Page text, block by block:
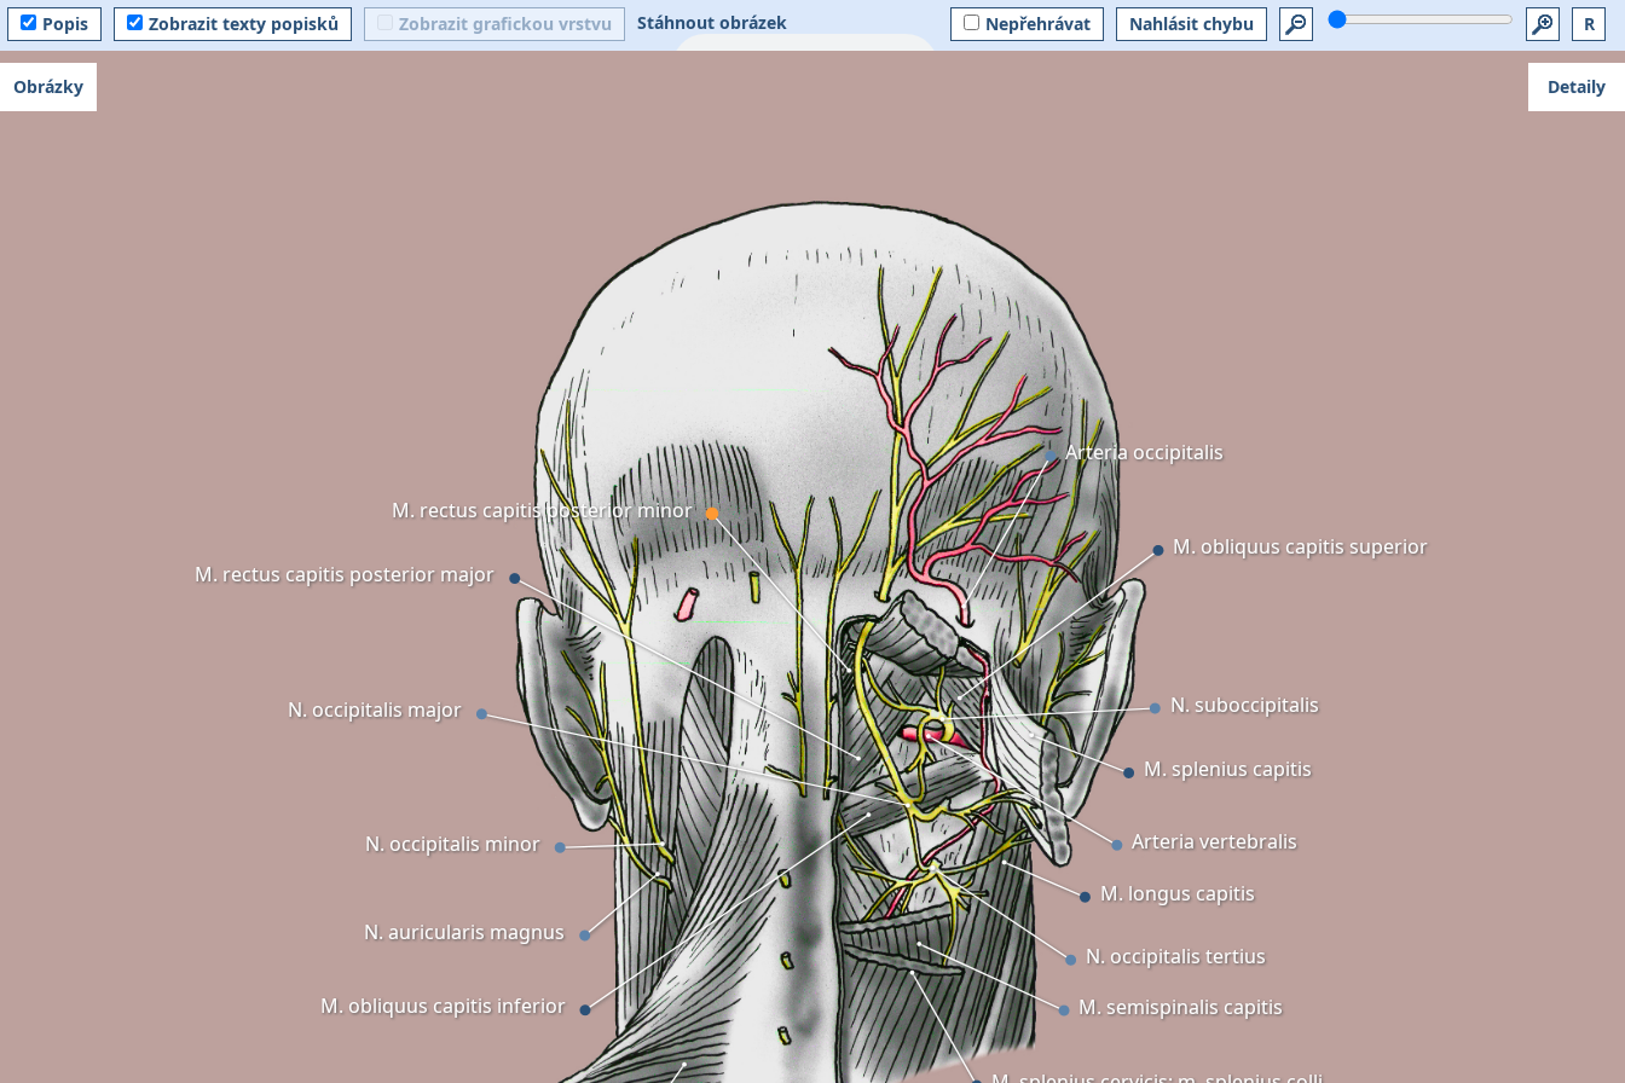
Popis Zobrazit texty popisků Zobrazit grafickou vrstvu Stáhnout obrázek R
Nahlásit chybu
Nepřehrávat
N. auricularis magnus
N. occipitalis minor
N. occipitalis major N. suboccipitalis
Arteria vertebralis
M. rectus capitis posterior minor
M. rectus capitis posterior major
M. longus capitis
M. splenius capitis
M. obliquus capitis superior
M. obliquus capitis inferior
Arteria occipitalis
M. semispinalis capitis
N. occipitalis tertius
Obrázky Detaily